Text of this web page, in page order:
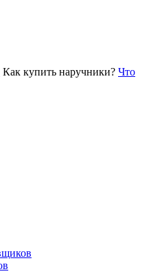
Как купить наручники? Что